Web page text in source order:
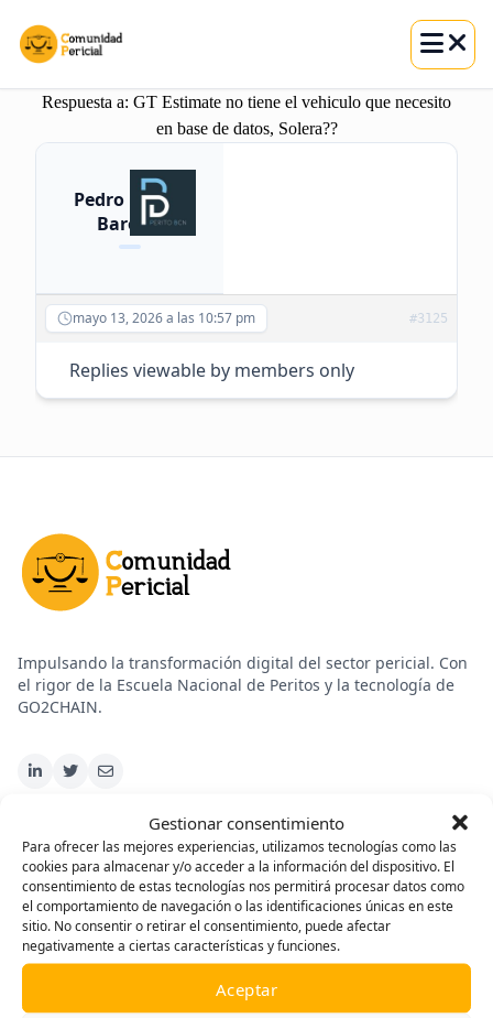
Gestionar consentimiento
Para ofrecer las mejores experiencias, utilizamos tecnologías como las
cookies para almacenar y/o acceder a la información del dispositivo. El
consentimiento de estas tecnologías nos permitirá procesar datos como
el comportamiento de navegación o las identificaciones únicas en este
sitio. No consentir o retirar el consentimiento, puede afectar
negativamente a ciertas características y funciones.
Aceptar
content
Abrir
Respuesta a: GT Estimate no tiene el vehiculo que necesito
en base de datos, Solera??
Pedro Peña
Barón
mayo 13, 2026 a las 10:57 pm #3125
Replies viewable by members only
Impulsando la transformación digital del sector pericial. Con
el rigor de la Escuela Nacional de Peritos y la tecnología de
GO2CHAIN.
Plataforma
Cursos
Informes Periciales con Inteligencia Artificial
Informes Periciales Certificados con Blockchain